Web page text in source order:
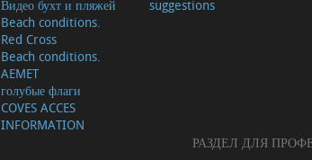
Видео бухт и пляжей
Beach conditions.
Red Cross
Beach conditions.
AEMET
голубые флаги
COVES ACCES
INFORMATION
suggestions
РАЗДЕЛ ДЛЯ